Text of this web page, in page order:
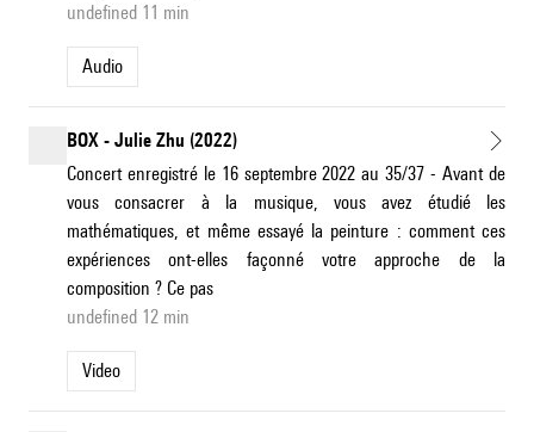
undefined 11 min
Audio
BOX - Julie Zhu (2022)
Concert enregistré le 16 septembre 2022 au 35/37 - Avant de
vous consacrer à la musique, vous avez étudié les
mathématiques, et même essayé la peinture : comment ces
expériences ont-elles façonné votre approche de la
composition ? Ce pas
undefined 12 min
Video